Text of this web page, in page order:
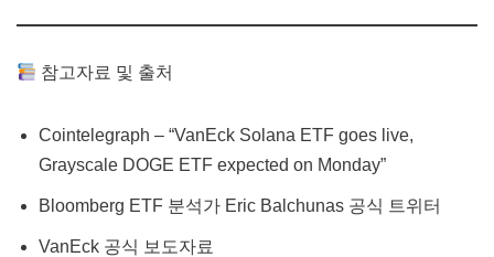
참고자료 및 출처
Cointelegraph – “VanEck Solana ETF goes live,
Grayscale DOGE ETF expected on Monday”
Bloomberg ETF 분석가 Eric Balchunas 공식 트위터
VanEck 공식 보도자료